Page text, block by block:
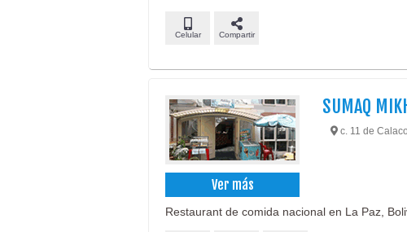
Celular Compartir
Ver más
SUMAQ
c. 11 de
Restaurant de comida nacional en La Paz,